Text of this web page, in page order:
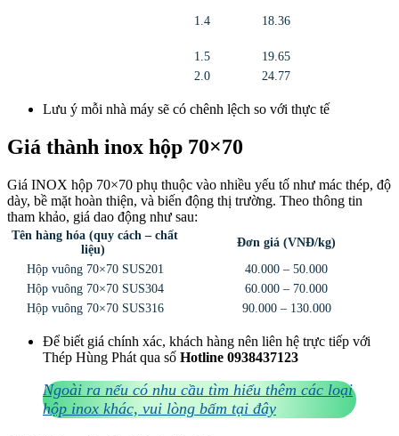
1.4 18.36
1.5
19.65
2.0
24.77
Lưu ý mỗi nhà máy sẽ có chênh lệch so với thực tế
Giá thành inox hộp 70×70
Giá INOX hộp 70×70 phụ thuộc vào nhiều yếu tố như mác thép, độ
dày, bề mặt hoàn thiện, và biến động thị trường. Theo thông tin
tham khảo, giá dao động như sau:
Tên hàng hóa (quy cách – chất
liệu)
Đơn giá (VNĐ/kg)
Hộp vuông 70×70 SUS201
40.000 – 50.000
Hộp vuông 70×70 SUS304
60.000 – 70.000
Hộp vuông 70×70 SUS316
90.000 – 130.000
Để biết giá chính xác, khách hàng nên liên hệ trực tiếp với
Thép Hùng Phát qua số Hotline 0938437123
Ngoài ra nếu có nhu cầu tìm hiểu thêm các loại
hộp inox khác, vui lòng bấm tại đây